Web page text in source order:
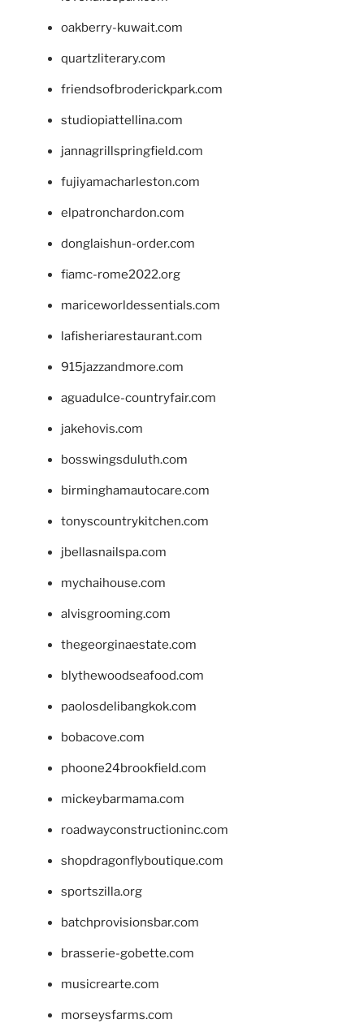
oakberry-kuwait.com
quartzliterary.com
friendsofbroderickpark.com
studiopiattellina.com
jannagrillspringfield.com
fujiyamacharleston.com
elpatronchardon.com
donglaishun-order.com
fiamc-rome2022.org
mariceworldessentials.com
lafisheriarestaurant.com
915jazzandmore.com
aguadulce-countryfair.com
jakehovis.com
bosswingsduluth.com
birminghamautocare.com
tonyscountrykitchen.com
jbellasnailspa.com
mychaihouse.com
alvisgrooming.com
thegeorginaestate.com
blythewoodseafood.com
paolosdelibangkok.com
bobacove.com
phoone24brookfield.com
mickeybarmama.com
roadwayconstructioninc.com
shopdragonflyboutique.com
sportszilla.org
batchprovisionsbar.com
brasserie-gobette.com
musicrearte.com
morseysfarms.com